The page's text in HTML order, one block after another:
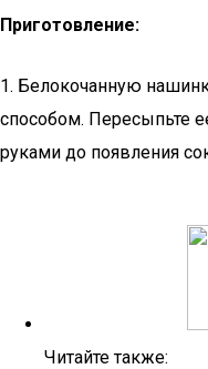
Приготовление:
1. Белокочанную
способом. Пересыпьте
руками до появления
Читайте также: